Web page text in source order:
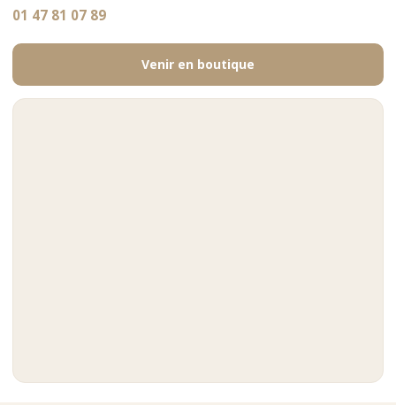
01 47 81 07 89
Venir en boutique